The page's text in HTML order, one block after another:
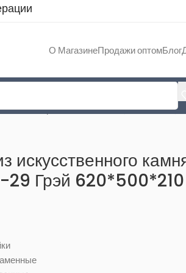
О МагазинеПродажи оптомБлог
29 Грэй 620*500*210 (БЕЛАРУСЬ)
искусственного
29 Грэй 620*500*210